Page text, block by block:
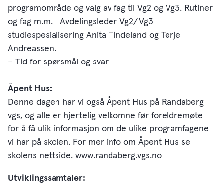
programområde og valg av fag til Vg2 og Vg3. Rutiner
og fag m.m. Avdelingsleder Vg2/Vg3
studiespesialisering Anita Tindeland og Terje
Andreassen.
− Tid for spørsmål og svar
Åpent Hus:
Denne dagen har vi også Åpent Hus på Randaberg
vgs, og alle er hjertelig velkomne før foreldremøte
for å få ulik informasjon om de ulike programfagene
vi har på skolen. For mer info om Åpent Hus se
skolens nettside. www.randaberg.vgs.no
Utviklingssamtaler: